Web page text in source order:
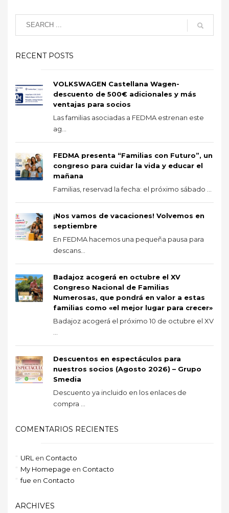
RECENT POSTS
VOLKSWAGEN Castellana Wagen-
descuento de 500€ adicionales y más
ventajas para socios
Las familias asociadas a FEDMA estrenan este
ag...
FEDMA presenta “Familias con Futuro”, un
congreso para cuidar la vida y educar el
mañana
Familias, reservad la fecha: el próximo sábado ...
¡Nos vamos de vacaciones! Volvemos en
septiembre
En FEDMA hacemos una pequeña pausa para
descans...
Badajoz acogerá en octubre el XV
Congreso Nacional de Familias
Numerosas, que pondrá en valor a estas
familias como «el mejor lugar para crecer»
Badajoz acogerá el próximo 10 de octubre el XV
Descuentos en espectáculos para
nuestros socios (Agosto 2026) – Grupo
Smedia
Descuento ya incluido en los enlaces de
compra ...
COMENTARIOS RECIENTES
URL en Contacto
My Homepage en Contacto
fue en Contacto
ARCHIVES